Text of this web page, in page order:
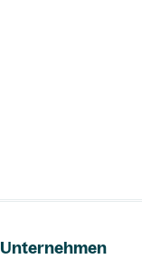
Unternehmen